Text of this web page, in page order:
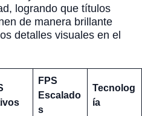
logrando que títulos
de manera brillante
detalles visuales en el
FPS
Escalado
s
Tecnolog
ía